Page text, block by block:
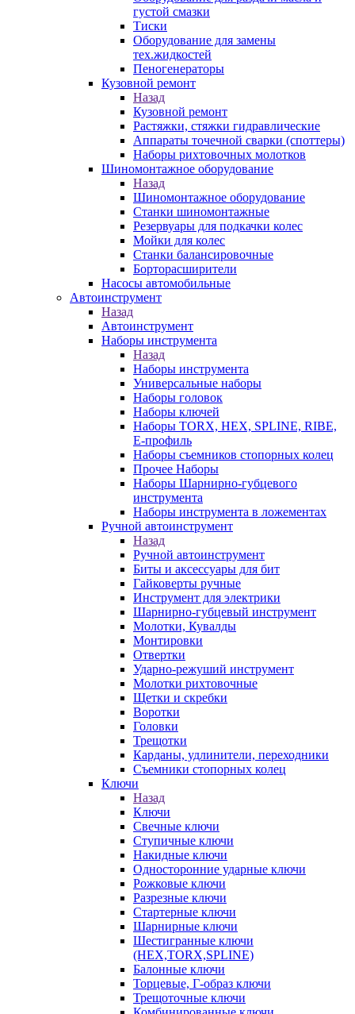
густой смазки
Тиски
Оборудование для замены
тех.жидкостей
Пеногенераторы
Кузовной ремонт
Назад
Кузовной ремонт
Растяжки, стяжки гидравлические
Аппараты точечной сварки (споттеры)
Наборы рихтовочных молотков
Шиномонтажное оборудование
Назад
Шиномонтажное оборудование
Станки шиномонтажные
Резервуары для подкачки колес
Мойки для колес
Станки балансировочные
Борторасширители
Насосы автомобильные
Автоинструмент
Назад
Автоинструмент
Наборы инструмента
Назад
Наборы инструмента
Универсальные наборы
Наборы головок
Наборы ключей
Наборы TORX, HEX, SPLINE, RIBE,
E-профиль
Наборы съемников стопорных колец
Прочее Наборы
Наборы Шарнирно-губцевого
инструмента
Наборы инструмента в ложементах
Ручной автоинструмент
Назад
Ручной автоинструмент
Биты и аксессуары для бит
Гайковерты ручные
Инструмент для электрики
Шарнирно-губцевый инструмент
Молотки, Кувалды
Монтировки
Отвертки
Ударно-режуший инструмент
Молотки рихтовочные
Щетки и скребки
Воротки
Головки
Трещотки
Карданы, удлинители, переходники
Съемники стопорных колец
Ключи
Назад
Ключи
Свечные ключи
Ступичные ключи
Накидные ключи
Односторонние ударные ключи
Рожковые ключи
Разрезные ключи
Стартерные ключи
Шарнирные ключи
Шестигранные ключи
(HEX,TORX,SPLINE)
Балонные ключи
Торцевые, Г-образ ключи
Трещоточные ключи